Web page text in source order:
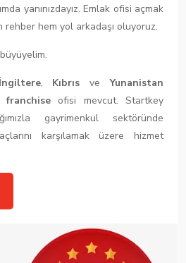
yanınızdayız. Emlak ofisi açmak
hem yol arkadaşı oluyoruz.
İngiltere, KıbrısveYunanistan
franchiseofisi mevcut. Startkey
gayrimenkul sektöründe
karşılamak üzere hizmet